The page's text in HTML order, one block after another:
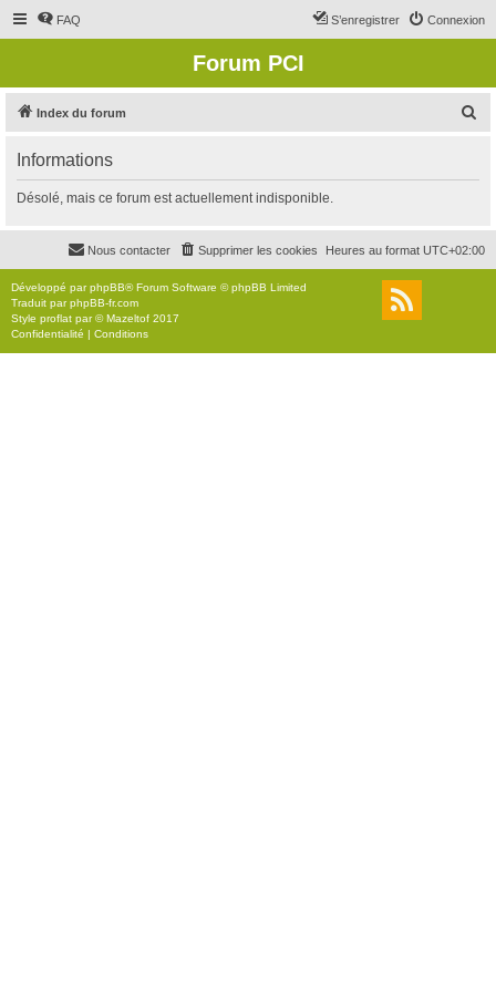
FAQ Connexion
S’enregistrer
Forum PCI
Index du forum
r
c
r
Informations
Désolé, mais ce forum est actuellement indisponible.
Heures au format UTC+02:00
Supprimer les cookies
Nous contacter
Développé parphpBB® Forum Software © phpBB Limited
Traduit parphpBB-fr.com
Style proflat par ©Mazeltof 2017
Confidentialité | Conditions